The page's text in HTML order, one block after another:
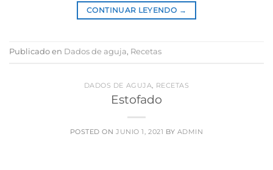
CONTINUAR LEYENDO →
Publicado en Dados de aguja, Recetas
DADOS DE AGUJA RECETAS
Estofado
POSTED ONJUNIO 1, 2021 BY ADMIN